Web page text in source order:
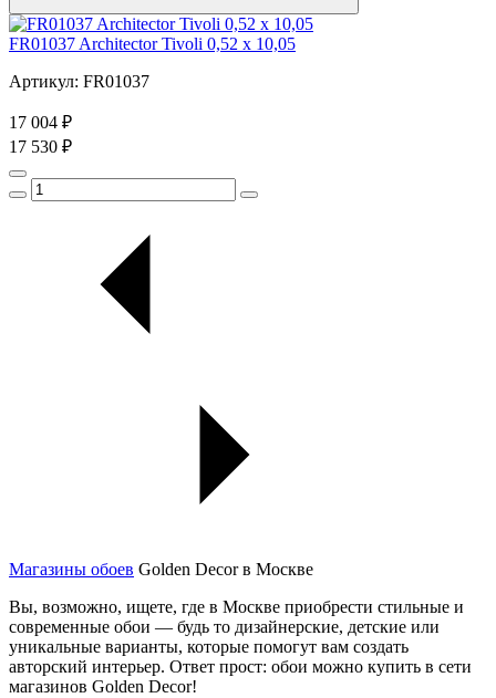
FR01037 Architector Tivoli 0,52 x 10,05
Артикул: FR01037
17 004 ₽
17 530 ₽
Магазины обоев Golden Decor в Москве
Вы, возможно, ищете, где в Москве приобрести стильные и
современные обои — будь то дизайнерские, детские или
уникальные варианты, которые помогут вам создать
авторский интерьер. Ответ прост: обои можно купить в сети
магазинов Golden Decor!